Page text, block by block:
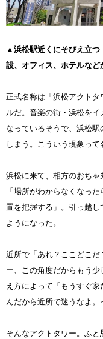
▲浜松駅近くにそびえ立つ
設、オフィス、ホテルなど
正式名称は「浜松アクト
ルだ。音楽の街・浜松を
なっているそうで、浜松
しまう。こういう現象って
浜松に来て、相方のおちゃ
「場所がわからなくなっ
置を把握する」。引っ越
ようになった。
近所で「あれ？ここどこ
ー、この角度だからもう
え方によって「もうすぐ
んだから近所で迷うなよ。
そんなアクトタワー。ふ